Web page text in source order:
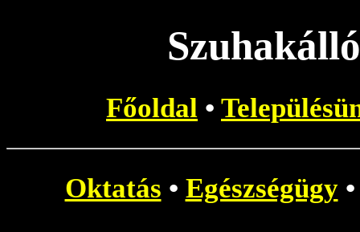
Főoldal •
Oktatás • Egészségügy